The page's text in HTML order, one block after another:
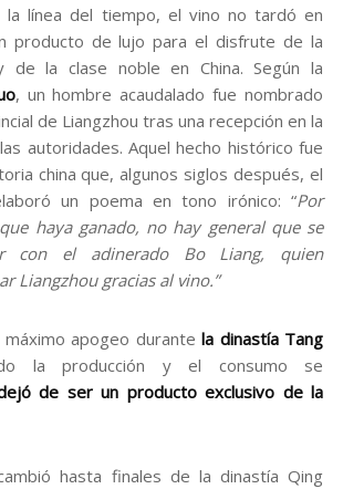
la línea del tiempo, el vino no tardó en
producto de lujo para el disfrute de la
de la clase noble en China. Según la
, un hombre acaudalado fue nombrado
de Liangzhou tras una recepción en la
autoridades. Aquel hecho histórico fue
china que, algunos siglos después, el
un poema en tono irónico: “Por
haya ganado, no hay general que se
con el adinerado Bo Liang, quien
Liangzhou gracias al vino.”
máximo apogeo durantela dinastía Tang
la producción y el consumo se
de ser un producto exclusivo de la
hasta finales de la dinastía Qing